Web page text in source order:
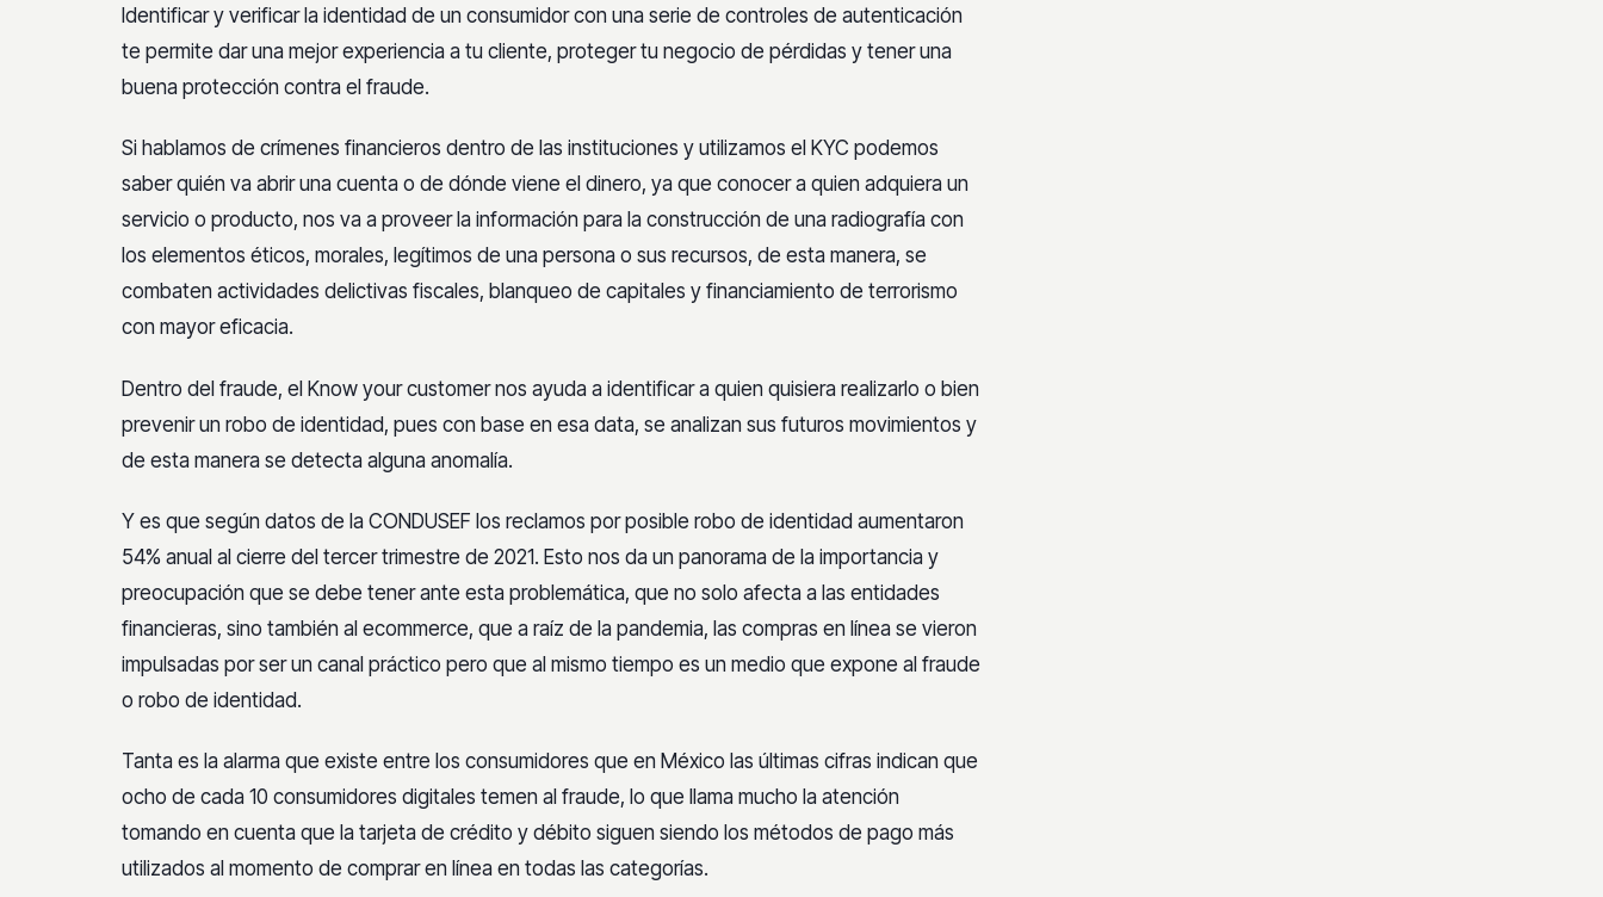
Identificar y verificar la identidad de un consumidor con una serie de controles de autenticación
te permite dar una mejor experiencia a tu cliente, proteger tu negocio de pérdidas y tener una
buena protección contra el fraude.
Si hablamos de crímenes financieros dentro de las instituciones y utilizamos el KYC podemos
saber quién va abrir una cuenta o de dónde viene el dinero, ya que conocer a quien adquiera un
servicio o producto, nos va a proveer la información para la construcción de una radiografía con
los elementos éticos, morales, legítimos de una persona o sus recursos, de esta manera, se
combaten actividades delictivas fiscales, blanqueo de capitales y financiamiento de terrorismo
con mayor eficacia.
Dentro del fraude, el Know your customer nos ayuda a identificar a quien quisiera realizarlo o bien
prevenir un robo de identidad, pues con base en esa data, se analizan sus futuros movimientos y
de esta manera se detecta alguna anomalía.
Y es que según datos de la CONDUSEF los reclamos por posible robo de identidad aumentaron
54% anual al cierre del tercer trimestre de 2021. Esto nos da un panorama de la importancia y
preocupación que se debe tener ante esta problemática, que no solo afecta a las entidades
financieras, sino también al ecommerce, que a raíz de la pandemia, las compras en línea se vieron
impulsadas por ser un canal práctico pero que al mismo tiempo es un medio que expone al fraude
o robo de identidad.
Tanta es la alarma que existe entre los consumidores que en México las últimas cifras indican que
ocho de cada 10 consumidores digitales temen al fraude, lo que llama mucho la atención
tomando en cuenta que la tarjeta de crédito y débito siguen siendo los métodos de pago más
utilizados al momento de comprar en línea en todas las categorías.